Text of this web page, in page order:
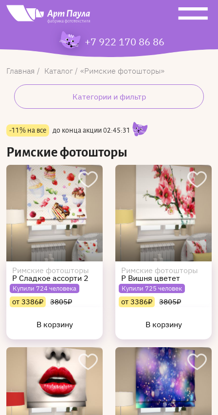
+7 922 170 86 86
Главная Каталог Римские фотошторы
Категории и фильтр
-11% на все до конца акции02:45:30
Римские фотошторы
Римские фотошторы
Р Сладкое ассорти 2
Купили 724 человека
от 3386₽ 3805₽
В корзину
Римские фотошторы
Р Вишня цветет
Купили 725 человек
от 3386₽ 3805₽
В корзину